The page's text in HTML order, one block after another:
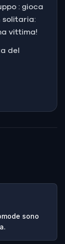
: gioca
solitaria:
vittima!
del
sono